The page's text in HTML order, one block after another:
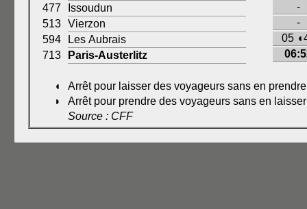
477
Issoudun
-
513 Vierzon
-
594
Les Aubrais
05
713
Paris-Austerlitz
◖
Arrêt pour laisser des voyageurs sans en prendre
◗
Arrêt pour prendre des voyageurs sans en laisser
Source : CFF